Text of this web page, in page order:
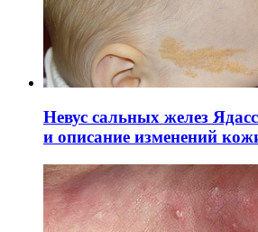
Невус сальных желез
и описание изменений